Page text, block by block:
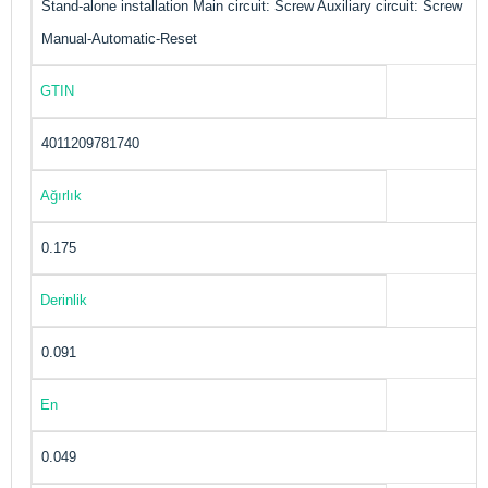
Stand-alone installation Main circuit: Screw Auxiliary circuit: Screw
Manual-Automatic-Reset
GTIN
4011209781740
Ağırlık
0.175
Derinlik
0.091
En
0.049